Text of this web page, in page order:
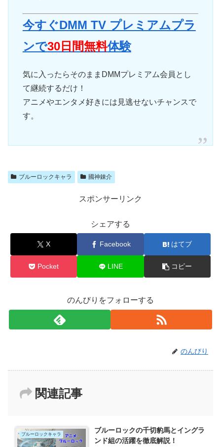
今すぐDMM TV プレミアムプラ
ンで30日間無料体験
気に入ったらそのままDMMプレミアム会員とし
て継続するだけ！
アニメやエンタメ好きには見逃せないチャンスで
す。
ブルーロックキャラ 國神錬介
スポンサーリンク
シェアする
X Facebook はてブ
Pocket LINE コピー
のんびりをフォローする
のんびり
関連記事
ブルーロックキャラ
ブルーロックの千切豹馬とイングラ
ンド組の活躍を徹底解説！